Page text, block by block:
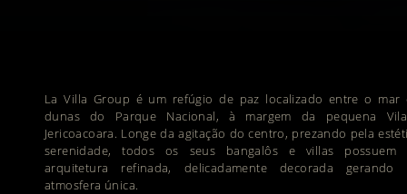
La Villa Group é um refúgio de paz localizado entre o mar
dunas do Parque Nacional, à margem da pequena
Jericoacoara. Longe da agitação do centro, prezando pela
serenidade, todos os seus bangalôs e villas possuem
arquitetura refinada, delicadamente decorada gerando
atmosfera única.